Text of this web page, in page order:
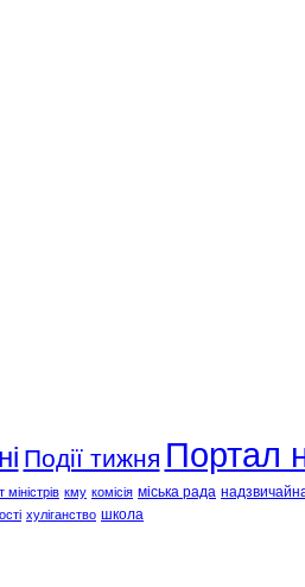
Події тижня Портал
міністрів кму комісія міська рада
хуліганство школа